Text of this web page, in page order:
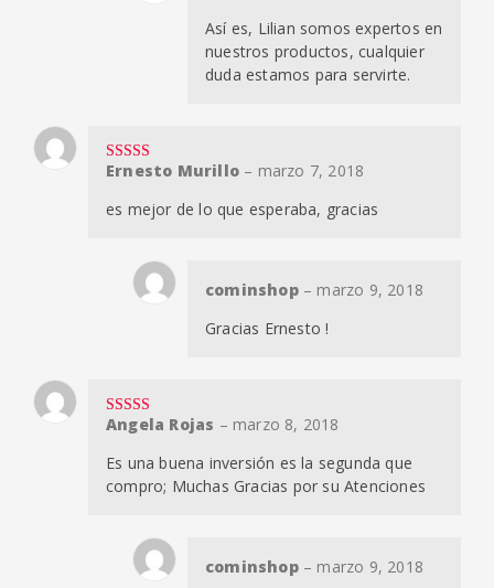
Así es, Lilian somos expertos en
nuestros productos, cualquier
duda estamos para servirte.
Valorado en
Ernesto Murillo – marzo 7, 2018
es mejor de lo que esperaba, gracias
cominshop – marzo 9, 2018
Gracias Ernesto !
Valorado en
Angela Rojas – marzo 8, 2018
Es una buena inversión es la segunda que
compro; Muchas Gracias por su Atenciones
cominshop – marzo 9, 2018